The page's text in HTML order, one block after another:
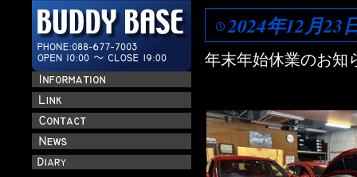
2024年12月23
年末年始休業のお知